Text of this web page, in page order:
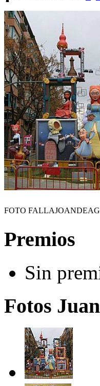
FOTO
Premios
Sin
Fotos